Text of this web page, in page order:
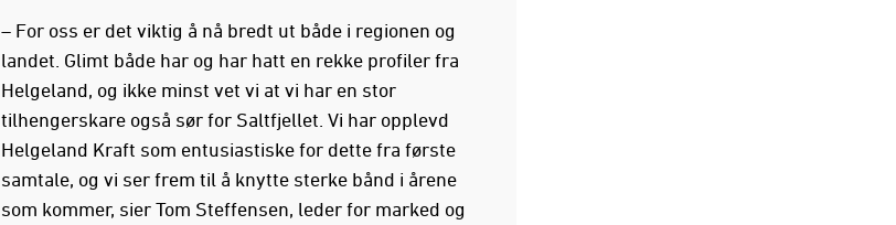
– For oss er det viktig å nå bredt ut både i regionen og
landet. Glimt både har og har hatt en rekke profiler fra
Helgeland, og ikke minst vet vi at vi har en stor
tilhengerskare også sør for Saltfjellet. Vi har opplevd
Helgeland Kraft som entusiastiske for dette fra første
samtale, og vi ser frem til å knytte sterke bånd i årene
som kommer, sier Tom Steffensen, leder for marked og